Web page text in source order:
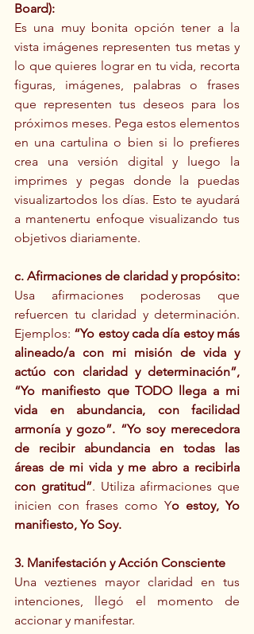
Board):
Es una muy bonita opción tener a la
vista imágenes representen tus metas y
lo que quieres lograr en tu vida, recorta
figuras, imágenes, palabras o frases
que representen tus deseos para los
próximos meses. Pega estos elementos
en una cartulina o bien si lo prefieres
crea una versión digital y luego la
imprimes y pegas donde la puedas
visualizartodos los días. Esto te ayudará
a mantenertu enfoque visualizando tus
objetivos diariamente.
c. Afirmaciones de claridad y propósito:
Usa afirmaciones poderosas que
refuercen tu claridad y determinación.
Ejemplos: “Yo estoy cada día estoy más
alineado/a con mi misión de vida y
actúo con claridad y determinación”,
“Yo manifiesto que TODO llega a mi
vida en abundancia, con facilidad
armonía y gozo”. “Yo soy merecedora
de recibir abundancia en todas las
áreas de mi vida y me abro a recibirla
con gratitud”. Utiliza afirmaciones que
inicien con frases como Yo estoy, Yo
manifiesto, Yo Soy.
3. Manifestación y Acción Consciente
Una veztienes mayor claridad en tus
intenciones, llegó el momento de
accionar y manifestar.